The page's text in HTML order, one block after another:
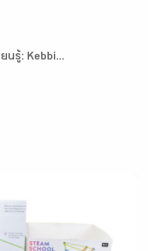
นรู้: Kebbi...